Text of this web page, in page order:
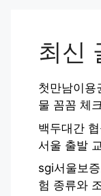
최신
첫만남이용
물 꼼꼼 체
백두대간
서울 출발
sgi서울보
험 종류와